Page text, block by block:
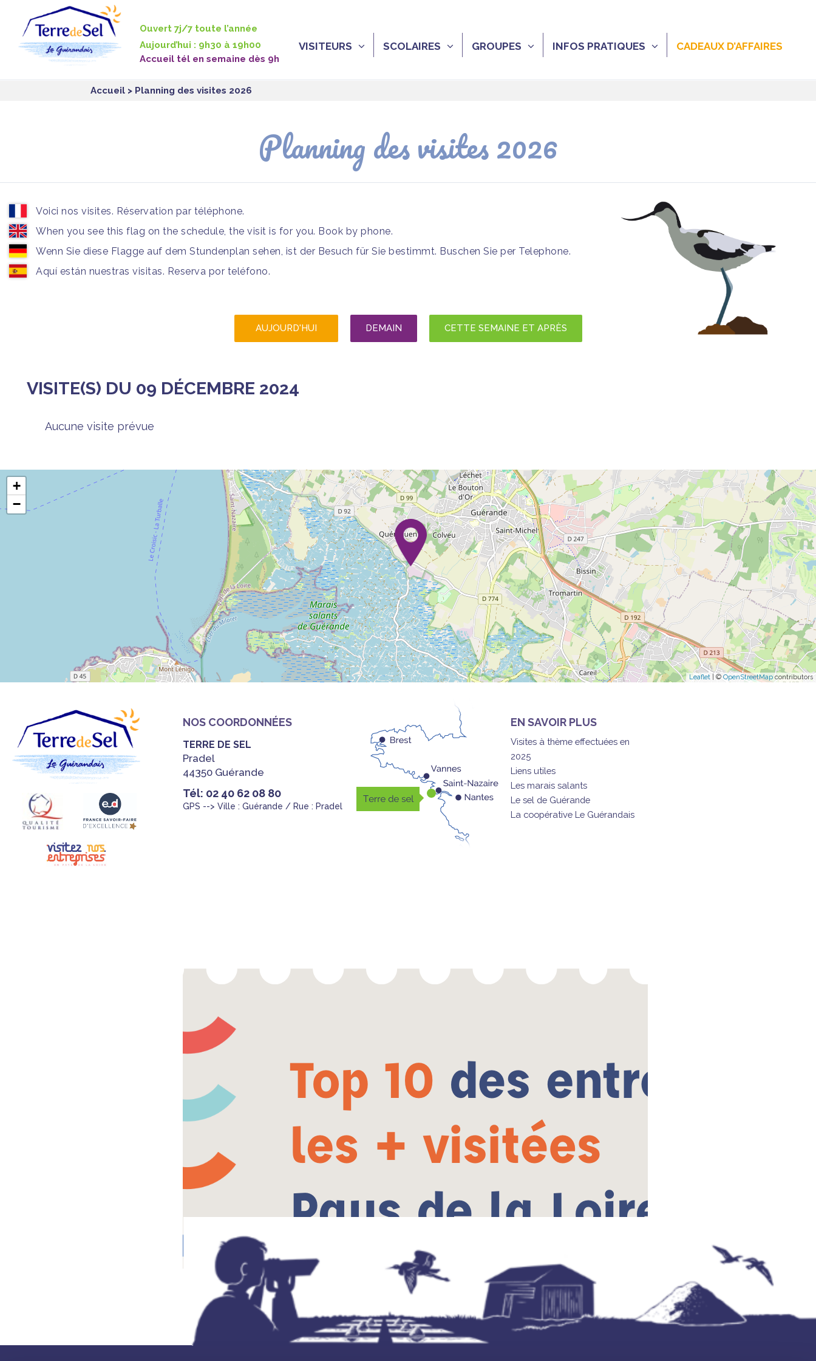
Ouvert 7j/7 toute l’année
Aujourd’hui : 9h30 à 19h00
Accueil tél en semaine dès 9h
VISITEURS SCOLAIRES GROUPES INFOS PRATIQUES CADEAUX D’AFFAIRES
Accueil > Planning des visites 2026
Planning des visites 2026
Voici nos visites. Réservation par téléphone.
When you see this flag on the schedule, the visit is for you. Book by phone.
Wenn Sie diese Flagge auf dem Stundenplan sehen, ist der Besuch für Sie bestimmt. Buschen Sie per Telephone.
Aquí están nuestras visitas. Reserva por teléfono.
AUJOURD'HUI DEMAIN CETTE SEMAINE ET APRÈS
VISITE(S) DU 09 DÉCEMBRE 2024
Aucune visite prévue
+
−
Leaflet | © OpenStreetMap contributors
NOS COORDONNÉES
TERRE DE SEL
Pradel
44350 Guérande
Tél: 02 40 62 08 80
GPS --> Ville : Guérande / Rue : Pradel
EN SAVOIR PLUS
Visites à thème effectuées en
2025
Liens utiles
Les marais salants
Le sel de Guérande
La coopérative Le Guérandais
Panneau de gestion des cookies